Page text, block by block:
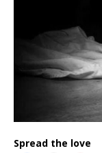
Spread the love